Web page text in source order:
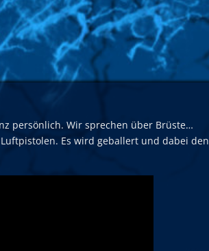
persönlich. Wir sprechen über Brüste…
Es wird geballert und dabei den